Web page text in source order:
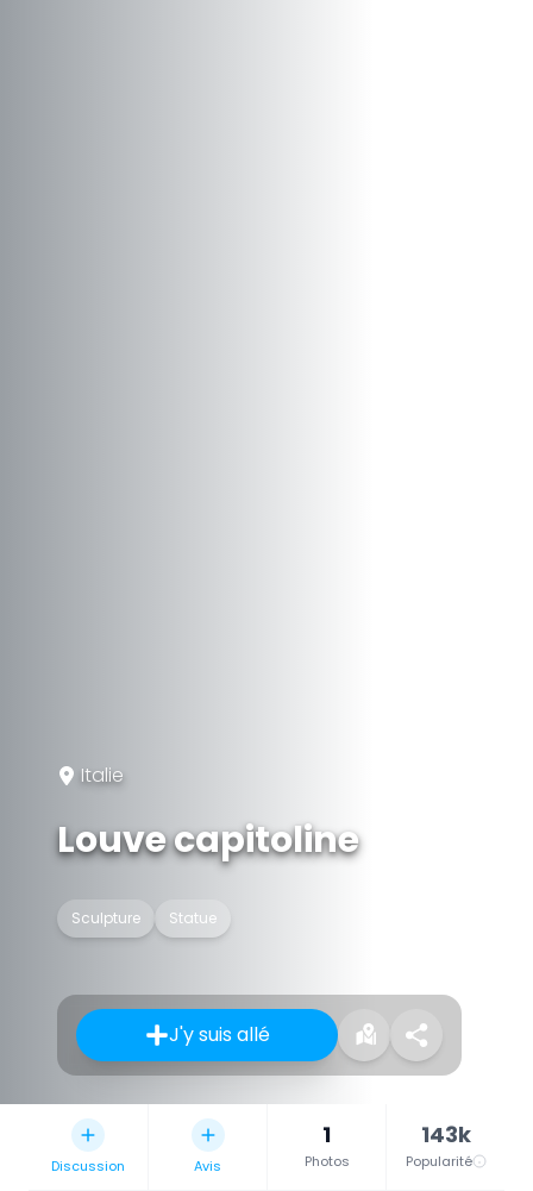
Italie
Louve capitoline
Sculpture Statue
J'y suis allé
Discussion Avis
1
Photos
143k
Popularité